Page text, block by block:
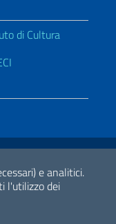
e analitici.
l'utilizzo dei
di Cultura